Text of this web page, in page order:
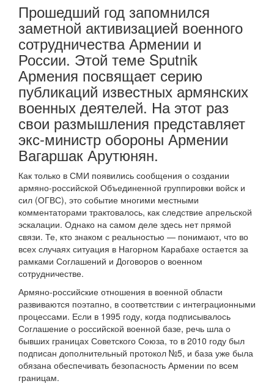
Прошедший год запомнился
заметной активизацией военного
сотрудничества Армении и
России. Этой теме Sputnik
Армения посвящает серию
публикаций известных армянских
военных деятелей. На этот раз
свои размышления представляет
экс-министр обороны Армении
Вагаршак Арутюнян.
Как только в СМИ появились сообщения о создании
армяно-российской Объединенной группировки войск и
сил (ОГВС), это событие многими местными
комментаторами трактовалось, как следствие апрельской
эскалации. Однако на самом деле здесь нет прямой
связи. Те, кто знаком с реальностью — понимают, что во
всех случаях ситуация в Нагорном Карабахе остается за
рамками Соглашений и Договоров о военном
сотрудничестве.
Армяно-российские отношения в военной области
развиваются поэтапно, в соответствии с интеграционными
процессами. Если в 1995 году, когда подписывалось
Соглашение о российской военной базе, речь шла о
бывших границах Советского Союза, то в 2010 году был
подписан дополнительный протокол №5, и база уже была
обязана обеспечивать безопасность Армении по всем
границам.